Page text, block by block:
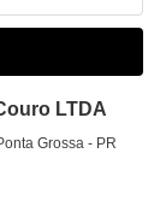
LTDA
Grossa- PR